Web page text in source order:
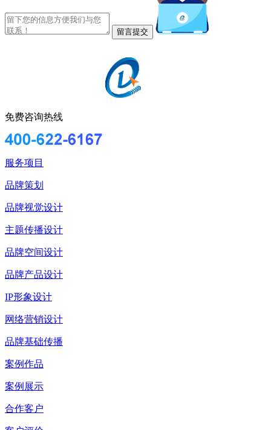
免费咨询热线
服务项目
品牌策划
品牌视觉设计
主题传播设计
品牌空间设计
品牌产品设计
IP形象设计
网络营销设计
品牌基础传播
案例作品
案例展示
合作客户